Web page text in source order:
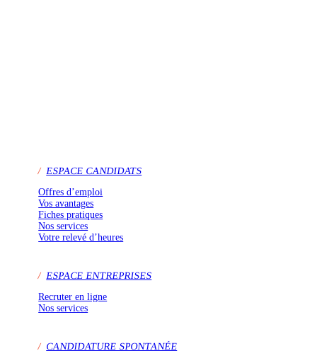
/ ESPACE CANDIDATS
Offres d’emploi
Vos avantages
Fiches pratiques
Nos services
Votre relevé d’heures
/ ESPACE ENTREPRISES
Recruter en ligne
Nos services
/ CANDIDATURE SPONTANÉE